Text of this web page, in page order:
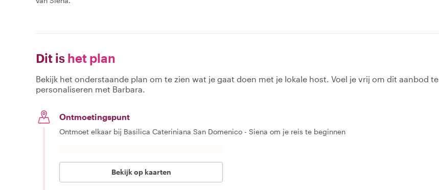
Dit is het plan
Bekijk het onderstaande plan om te zien wat je gaat doen met je lokale host. Voel je vrij om dit aanbod te
personaliseren met Barbara.
Ontmoetingspunt
Ontmoet elkaar bij Basilica Cateriniana San Domenico - Siena om je reis te beginnen
Bekijk op kaarten